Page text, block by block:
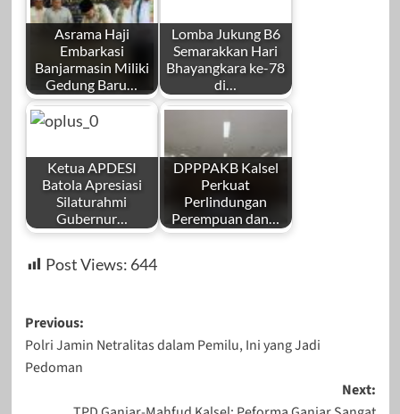
Asrama Haji
Embarkasi
Banjarmasin Miliki
Gedung Baru…
Lomba Jukung B6
Semarakkan Hari
Bhayangkara ke-78
di…
Ketua APDESI
Batola Apresiasi
Silaturahmi
Gubernur…
DPPPAKB Kalsel
Perkuat
Perlindungan
Perempuan dan…
Post Views: 644
Post
navigation
Previous:
Polri Jamin Netralitas dalam Pemilu, Ini yang Jadi
Pedoman
Next: